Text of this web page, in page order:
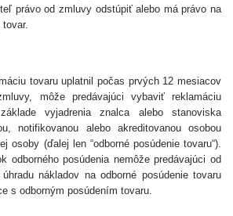
právo od zmluvy odstúpiť alebo má právo na
tovaru uplatnil počas prvých 12 mesiacov
môže predávajúci vybaviť reklamáciu
vyjadrenia znalca alebo stanoviska
notifikovanou alebo akreditovanou osobou
osoby (ďalej len “odborné posúdenie tovaru“).
odborného posúdenia nemôže predávajúci od
nákladov na odborné posúdenie tovaru
s odborným posúdením tovaru.